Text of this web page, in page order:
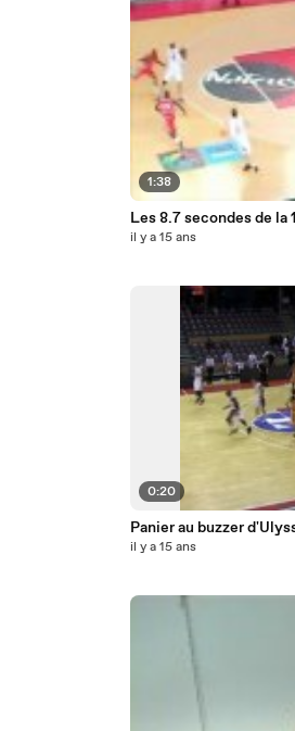
1:38
Les 8.7 secondes de la
il y a 15 ans
0:20
Panier au buzzer
il y a 15 ans